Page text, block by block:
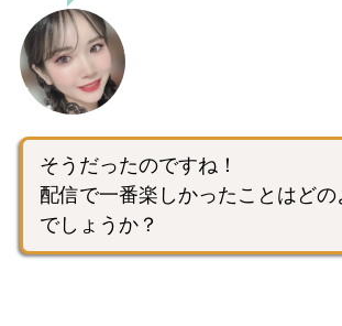
そうだったのですね！
配信で一番楽しかったことはどの
でしょうか？